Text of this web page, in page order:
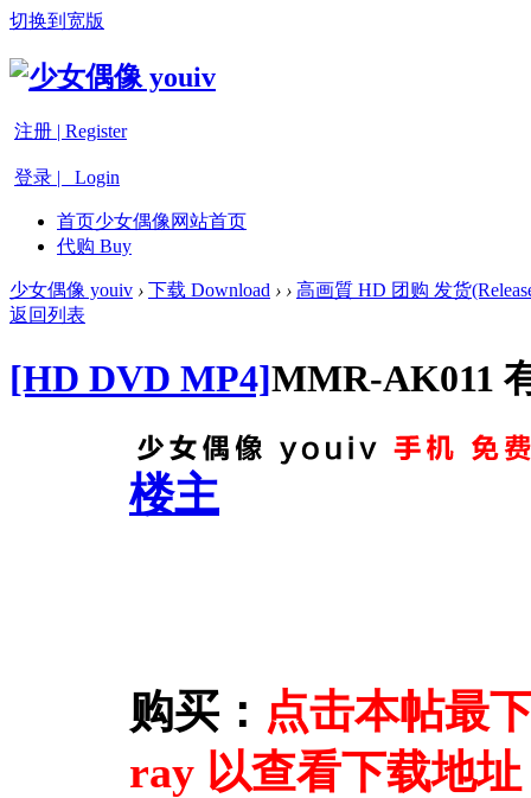
切换到宽版
注册 | Register
登录 | Login
首页少女偶像网站首页
代购 Buy
少女偶像 youiv › 下载 Download › › 高画質 HD 团购 发货
返回列表
[HD DVD MP4]MMR-AK011
楼主
购买： 点击本帖最
ray 以查看下载地址